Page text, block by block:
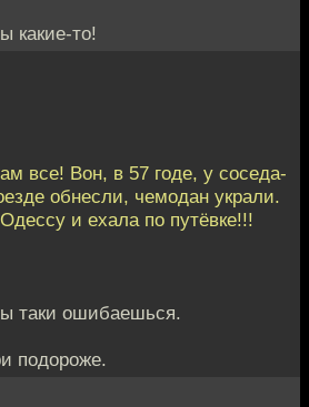
какие-то!
все! Вон, в 57 годе, у соседа-
обнесли, чемодан украли.
и ехала по путёвке!!!
таки ошибаешься.
подороже.